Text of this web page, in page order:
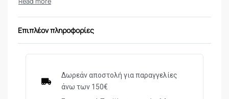
Σύστημα όπλισης:
Κάννη:FX Smooth Twist, μήκους 500mm
Διαμέτρημα:5,5mm (.22)
Ταχύτητα βολής:265 m/s (870 ft/s)
Ενέργεια:36 Joule
Αεροκύλινδρος:
185 cc, μη αφαιρούμενος,
μέγιστη πίεση 220 bar
Επιπλέον πληροφορίες
Δωρεάν αποστολή για παραγγελίες
άνω των 150€